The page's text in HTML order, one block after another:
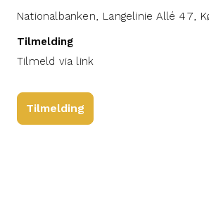
Nationalbanken, Langelinie Allé 47,
Tilmelding
Tilmeld via link
Tilmelding